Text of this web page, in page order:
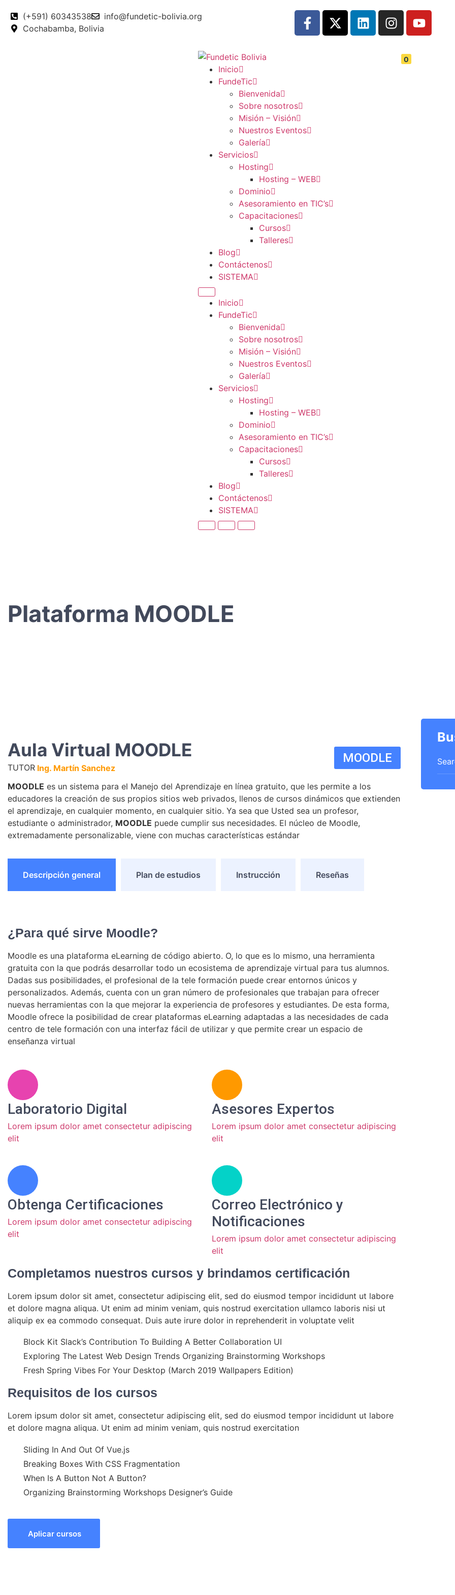
(+591) 60343538
info@fundetic-bolivia.org
Cochabamba, Bolivia
Inicio
FundeTic
Bienvenida
Sobre nosotros
Misión – Visión
Nuestros Eventos
Galería
Servicios
Hosting
Hosting – WEB
Dominio
Asesoramiento en TIC’s
Capacitaciones
Cursos
Talleres
Blog
Contáctenos
SISTEMA
Inicio
FundeTic
Bienvenida
Sobre nosotros
Misión – Visión
Nuestros Eventos
Galería
Servicios
Hosting
Hosting – WEB
Dominio
Asesoramiento en TIC’s
Capacitaciones
Cursos
Talleres
Blog
Contáctenos
SISTEMA
0
Plataforma MOODLE
Aula Virtual MOODLE
TUTOR Ing. Martín Sanchez
MOODLE
MOODLE es un sistema para el Manejo del Aprendizaje en línea gratuito, que les permite a los
educadores la creación de sus propios sitios web privados, llenos de cursos dinámicos que extienden
el aprendizaje, en cualquier momento, en cualquier sitio. Ya sea que Usted sea un profesor,
estudiante o administrador, MOODLE puede cumplir sus necesidades. El núcleo de Moodle,
extremadamente personalizable, viene con muchas características estándar
Descripción general Plan de estudios Instrucción Reseñas
¿Para qué sirve Moodle?
Moodle es una plataforma eLearning de código abierto. O, lo que es lo mismo, una herramienta
gratuita con la que podrás desarrollar todo un ecosistema de aprendizaje virtual para tus alumnos.
Dadas sus posibilidades, el profesional de la tele formación puede crear entornos únicos y
personalizados. Además, cuenta con un gran número de profesionales que trabajan para ofrecer
nuevas herramientas con la que mejorar la experiencia de profesores y estudiantes. De esta forma,
Moodle ofrece la posibilidad de crear plataformas eLearning adaptadas a las necesidades de cada
centro de tele formación con una interfaz fácil de utilizar y que permite crear un espacio de
enseñanza virtual
Laboratorio Digital
Lorem ipsum dolor amet consectetur adipiscing
elit
Asesores Expertos
Lorem ipsum dolor amet consectetur adipiscing
elit
Obtenga Certificaciones
Lorem ipsum dolor amet consectetur adipiscing
elit
Correo Electrónico y
Notificaciones
Lorem ipsum dolor amet consectetur adipiscing
elit
Completamos nuestros cursos y brindamos certificación
Lorem ipsum dolor sit amet, consectetur adipiscing elit, sed do eiusmod tempor incididunt ut labore
et dolore magna aliqua. Ut enim ad minim veniam, quis nostrud exercitation ullamco laboris nisi ut
aliquip ex ea commodo consequat. Duis aute irure dolor in reprehenderit in voluptate velit
Block Kit Slack’s Contribution To Building A Better Collaboration UI
Exploring The Latest Web Design Trends Organizing Brainstorming Workshops
Fresh Spring Vibes For Your Desktop (March 2019 Wallpapers Edition)
Requisitos de los cursos
Lorem ipsum dolor sit amet, consectetur adipiscing elit, sed do eiusmod tempor incididunt ut labore
et dolore magna aliqua. Ut enim ad minim veniam, quis nostrud exercitation
Sliding In And Out Of Vue.js
Breaking Boxes With CSS Fragmentation
When Is A Button Not A Button?
Organizing Brainstorming Workshops Designer’s Guide
Aplicar cursos